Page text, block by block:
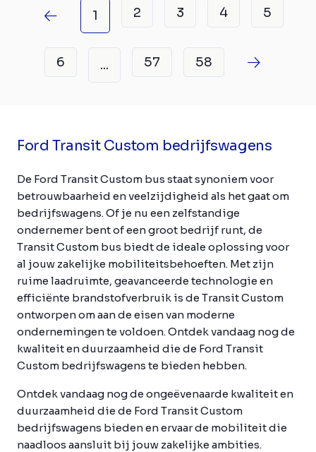
1 2 3 4 5
6 ... 57 58
Ford Transit Custom bedrijfswagens
De Ford Transit Custom bus staat synoniem voor
betrouwbaarheid en veelzijdigheid als het gaat om
bedrijfswagens. Of je nu een zelfstandige
ondernemer bent of een groot bedrijf runt, de
Transit Custom bus biedt de ideale oplossing voor
al jouw zakelijke mobiliteitsbehoeften. Met zijn
ruime laadruimte, geavanceerde technologie en
efficiënte brandstofverbruik is de Transit Custom
ontworpen om aan de eisen van moderne
ondernemingen te voldoen. Ontdek vandaag nog de
kwaliteit en duurzaamheid die de Ford Transit
Custom bedrijfswagens te bieden hebben.
Ontdek vandaag nog de ongeëvenaarde kwaliteit en
duurzaamheid die de Ford Transit Custom
bedrijfswagens bieden en ervaar de mobiliteit die
naadloos aansluit bij jouw zakelijke ambities.